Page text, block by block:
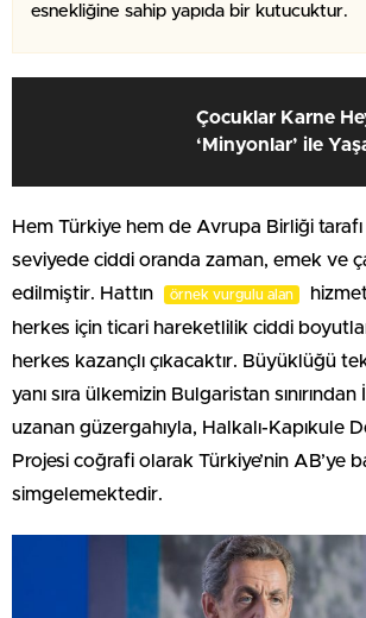
esnekliğine sahip yapıda bir kutucuktur.
Çocuklar Karne
‘Minyonlar’ ile
Hem Türkiye hem de Avrupa Birliği
seviyede ciddi oranda zaman, emek ve
edilmiştir. Hattın
örnek vurgulu alan
herkes için ticari hareketlilik ciddi
herkes kazançlı çıkacaktır. Büyüklüğü
yanı sıra ülkemizin Bulgaristan
uzanan güzergahıyla, Halkalı-Kapıkule
Projesi coğrafi olarak Türkiye’nin AB’ye
simgelemektedir.